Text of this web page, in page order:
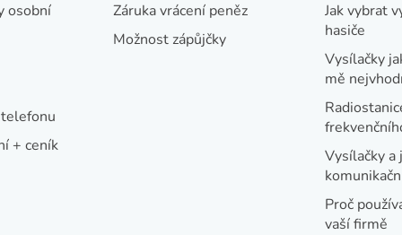
osobní
+ ceník
Záruka vrácení peněz
Možnost zápůjčky
Jak vybrat
hasiče
Vysílačky
mě
Vysílačky a
Proč
vaší firmě